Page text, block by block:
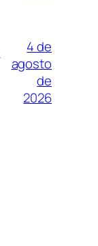
4 de
agosto
de
2026